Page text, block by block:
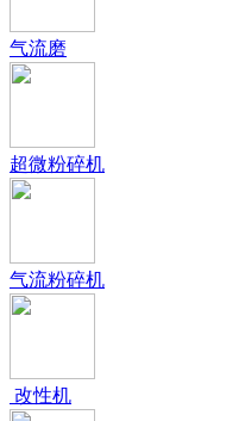
气流磨
超微粉碎机
气流粉碎机
改性机